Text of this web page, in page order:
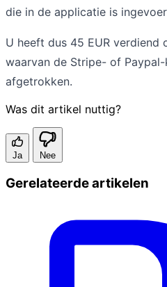
die in de applicatie is
U heeft dus 45 EUR verdiend
waarvan de Stripe- of
afgetrokken.
Was dit artikel nuttig?
Ja Nee
Gerelateerde artikelen